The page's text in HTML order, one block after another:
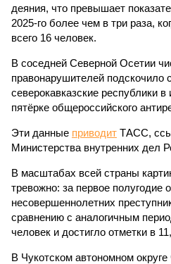
деяния, что превышает
2025-го более чем в три раза,
всего 16 человек.
В соседней Северной Осетии
правонарушителей подскочило
северокавказские республики в
пятёрке общероссийского
Эти данные приводит ТАСС,
Министерства внутренних дел
В масштабах всей страны
тревожно: за первое полугодие
несовершеннолетних
сравнению с аналогичным
человек и достигло отметки в
В Чукотском автономном